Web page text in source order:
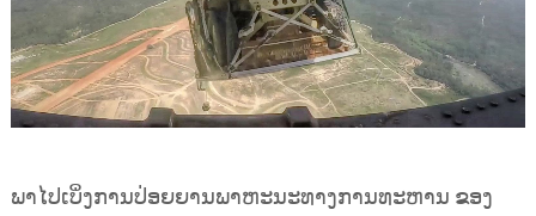
ພາໄປເບິ່ງການປ່ອຍຍານພາຫະນະທາງການທະຫານ ຂອງ